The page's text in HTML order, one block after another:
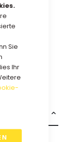
Sie
Ihr